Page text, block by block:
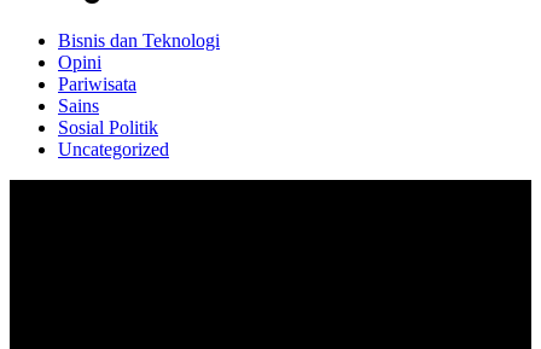
Bisnis dan Teknologi
Opini
Pariwisata
Sains
Sosial Politik
Uncategorized